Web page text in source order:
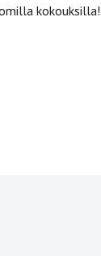
kokouksilla!